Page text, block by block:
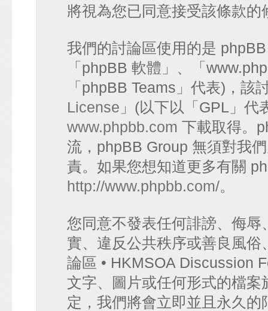
將視為您已同意接受該條款的
我們的討論區使用的是
「phpBB 軟體」、「
「phpBB Teams」代表)，該
License 」(以下以「GPL」代
www.phpbb.com 下載取得。
流，phpBB Group 無須對我
責。如果您想知道更多有關
http://www.phpbb.com/。
您同意不發表任何誹謗、侮
實、違反公共秩序或善良風
論區 • HKMSOA Discussion
文字、圖片或任何形式的檔
定，我們將會立即並且永久